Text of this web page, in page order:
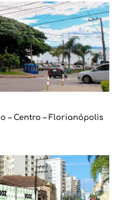
– Centro – Florianópolis